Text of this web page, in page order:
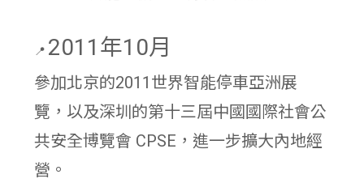
📍 2011年10月
參加北京的2011世界智能停車亞洲展
覽，以及深圳的第十三屆中國國際社會公
共安全博覽會 CPSE，進一步擴大內地經
營。